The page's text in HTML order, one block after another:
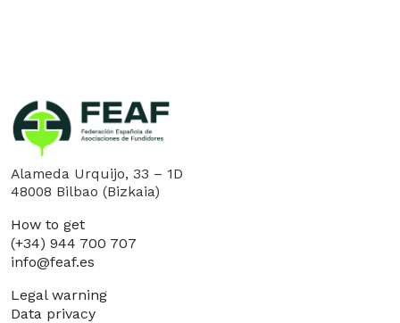
Alameda Urquijo, 33 – 1D
48008 Bilbao (Bizkaia)
How to get
(+34) 944 700 707
info@feaf.es
Legal warning
Data privacy